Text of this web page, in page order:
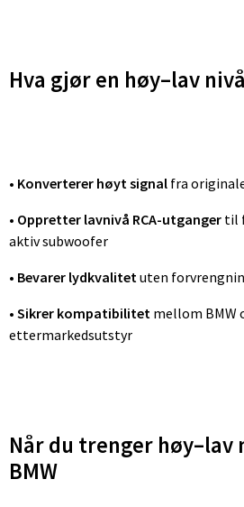
Hva gjør en høy–lav
• Konverterer høyt signal fra
• Oppretter lavnivå RCA-utganger til
aktiv subwoofer
• Bevarer lydkvalitet uten
• Sikrer kompatibilitet mellom BMW
ettermarkedsutstyr
Når du trenger høy–lav
BMW